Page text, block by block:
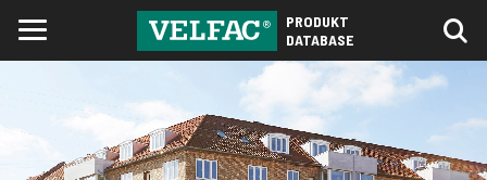
PRODUKT
DATABASE